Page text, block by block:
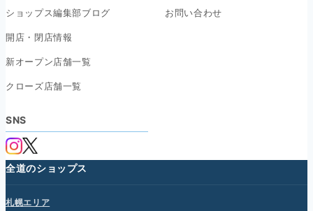
ショップス編集部ブログ
開店・閉店情報
新オープン店舗一覧
クローズ店舗一覧
お問い合わせ
SNS
全道のショップス
札幌エリア